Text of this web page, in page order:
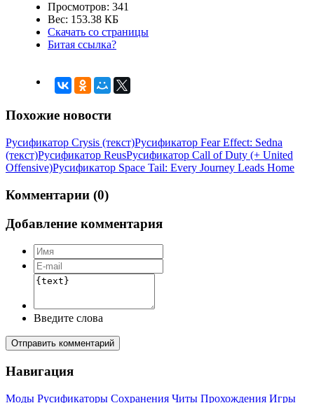
Просмотров: 341
Вес: 153.38 КБ
Скачать со страницы
Битая ссылка?
Похожие новости
Русификатор Crysis (текст)Русификатор Fear Effect: Sedna
(текст)Русификатор ReusРусификатор Call of Duty (+ United
Offensive)Русификатор Space Tail: Every Journey Leads Home
Комментарии (0)
Добавление комментария
Введите слова
Отправить комментарий
Навигация
Моды Русификаторы Сохранения Читы Прохождения Игры